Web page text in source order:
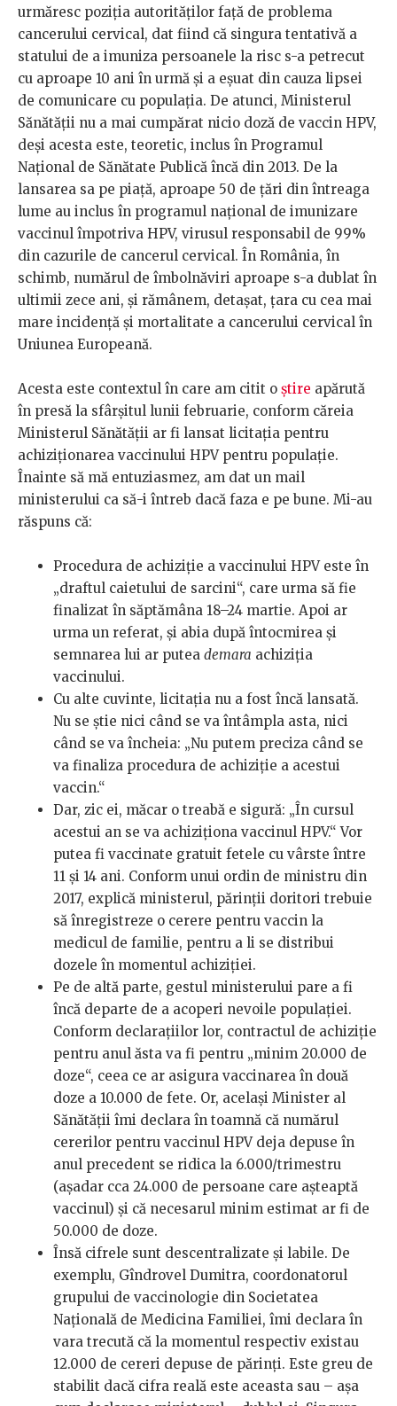
urmăresc poziția autorităților față de problema
cancerului cervical, dat fiind că singura tentativă a
statului de a imuniza persoanele la risc s-a petrecut
cu aproape 10 ani în urmă și a eșuat din cauza lipsei
de comunicare cu populația. De atunci, Ministerul
Sănătății nu a mai cumpărat nicio doză de vaccin HPV,
deși acesta este, teoretic, inclus în Programul
Național de Sănătate Publică încă din 2013. De la
lansarea sa pe piață, aproape 50 de țări din întreaga
lume au inclus în programul național de imunizare
vaccinul împotriva HPV, virusul responsabil de 99%
din cazurile de cancerul cervical. În România, în
schimb, numărul de îmbolnăviri aproape s-a dublat în
ultimii zece ani, și rămânem, detașat, țara cu cea mai
mare incidență și mortalitate a cancerului cervical în
Uniunea Europeană.
Acesta este contextul în care am citit o știre apărută
în presă la sfârșitul lunii februarie, conform căreia
Ministerul Sănătății ar fi lansat licitația pentru
achiziționarea vaccinului HPV pentru populație.
Înainte să mă entuziasmez, am dat un mail
ministerului ca să-i întreb dacă faza e pe bune. Mi-au
răspuns că:
Procedura de achiziție a vaccinului HPV este în
„draftul caietului de sarcini“, care urma să fie
finalizat în săptămâna 18–24 martie. Apoi ar
urma un referat, și abia după întocmirea și
semnarea lui ar putea demara achiziția
vaccinului.
Cu alte cuvinte, licitația nu a fost încă lansată.
Nu se știe nici când se va întâmpla asta, nici
când se va încheia: „Nu putem preciza când se
va finaliza procedura de achiziție a acestui
vaccin.“
Dar, zic ei, măcar o treabă e sigură: „În cursul
acestui an se va achiziționa vaccinul HPV.“ Vor
putea fi vaccinate gratuit fetele cu vârste între
11 și 14 ani. Conform unui ordin de ministru din
2017, explică ministerul, părinții doritori trebuie
să înregistreze o cerere pentru vaccin la
medicul de familie, pentru a li se distribui
dozele în momentul achiziției.
Pe de altă parte, gestul ministerului pare a fi
încă departe de a acoperi nevoile populației.
Conform declarațiilor lor, contractul de achiziție
pentru anul ăsta va fi pentru „minim 20.000 de
doze“, ceea ce ar asigura vaccinarea în două
doze a 10.000 de fete. Or, același Minister al
Sănătății îmi declara în toamnă că numărul
cererilor pentru vaccinul HPV deja depuse în
anul precedent se ridica la 6.000/trimestru
(așadar cca 24.000 de persoane care așteaptă
vaccinul) și că necesarul minim estimat ar fi de
50.000 de doze.
Însă cifrele sunt descentralizate și labile. De
exemplu, Gîndrovel Dumitra, coordonatorul
grupului de vaccinologie din Societatea
Națională de Medicina Familiei, îmi declara în
vara trecută că la momentul respectiv existau
12.000 de cereri depuse de părinți. Este greu de
stabilit dacă cifra reală este aceasta sau – așa